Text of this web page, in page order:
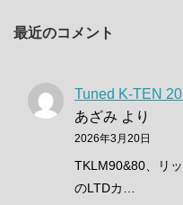
最近のコメント
Tuned K-TEN
あざみ より
2026年3月20日
TKLM90&80、リ
のLTDカ…